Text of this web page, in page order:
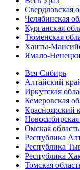
Свердловская
Челябинская
Курганская
Тюменская
Ханты-
Ямало-
Вся Сибирь
Алтайский
Иркутская
Кемеровская
Красноярский
Новосибирская
Омская область
Республика
Республика
Республика
Томская